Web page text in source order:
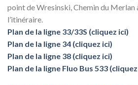
point de Wresinski, Chemin du Merlan
l’itinéraire.
Plan de la ligne 33/33S (cliquez ici)
Plan de la ligne 34 (cliquez ici)
Plan de la ligne 38 (cliquez ici)
Plan de la ligne Fluo Bus 533